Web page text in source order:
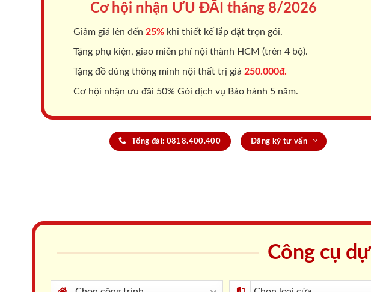
Cơ hội nhận ƯU ĐÃI tháng 8/2026
Giảm giá lên đến 25% khi thiết kế lắp đặt trọn gói.
Tặng phụ kiện, giao miễn phí nội thành HCM (trên 4 bộ).
Tặng đồ dùng thông minh nội thất trị giá 250.000đ.
Cơ hội nhận ưu đãi 50% Gói dịch vụ Bảo hành 5 năm.
Tổng đài: 0818.400.400 Đăng ký tư vấn
Công cụ